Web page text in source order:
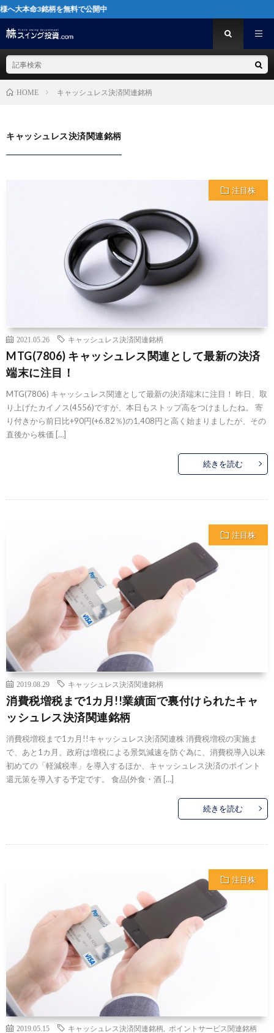
無料で公開中
HOME キャッシュレス決済関連銘柄
キャッシュレス決済関連銘柄
注目株
2021.05.26 キャッシュレス決済関連銘柄
MTG(7806) キャッシュレス関連として最新の決済
端末に注目！
MTG(7806) キャッシュレス関連として最新の決済端末に注目！ 昨日、取
り上げたカイノス(4556)ですが、本日もストップ高をつけましたね。 寄
り付きから前日比+90円(+6.82％)の1,408円と高く始まりましたが、その
直後から株価 […]
続きを読む
注目株
2019.08.29 キャッシュレス決済関連銘柄
消費税増税まで1カ月!!業績面で裏付けられたキャ
ッシュレス決済関連銘柄
消費税増税まで1カ月!!キャッシュレス決済関連株 消費税増税の実施ま
で、あと1カ月。政府は増税による景気減速を防ぐ為に、消費税導入以来
初めての「軽減税率」を導入するほか、キャッシュレス決済のポイント
還元策を導入する予定です。 食品(外食・酒 […]
続きを読む
注目株
2019.05.15 キャッシュレス決済関連銘柄 ポイントサービス関連銘柄